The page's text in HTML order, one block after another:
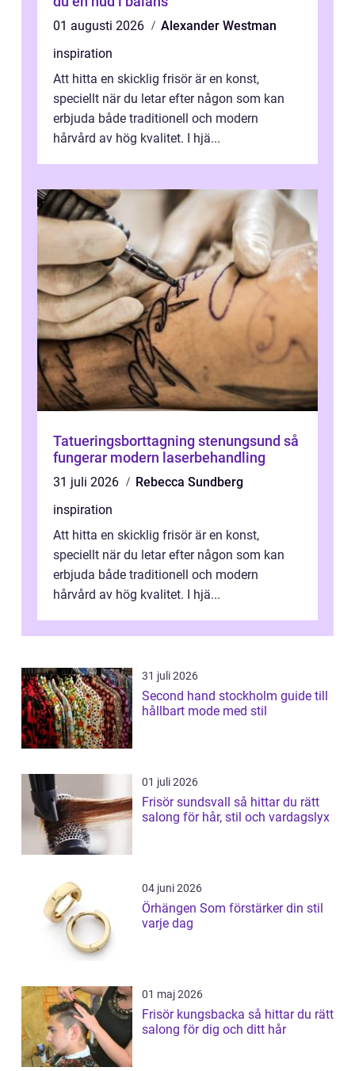
01 augusti 2026
Alexander Westman
inspiration
Att hitta en skicklig frisör är en konst,
speciellt när du letar efter någon som kan
erbjuda både traditionell och modern
hårvård av hög kvalitet. I hjä...
Tatueringsborttagning stenungsund så
fungerar modern laserbehandling
31 juli 2026
Rebecca Sundberg
inspiration
Att hitta en skicklig frisör är en konst,
speciellt när du letar efter någon som kan
erbjuda både traditionell och modern
hårvård av hög kvalitet. I hjä...
31 juli 2026
Second hand stockholm guide till
hållbart mode med stil
01 juli 2026
Frisör sundsvall så hittar du rätt
salong för hår, stil och vardagslyx
04 juni 2026
Örhängen Som förstärker din stil
varje dag
01 maj 2026
Frisör kungsbacka så hittar du rätt
salong för dig och ditt hår